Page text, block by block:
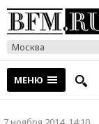
Москва
МЕНЮ